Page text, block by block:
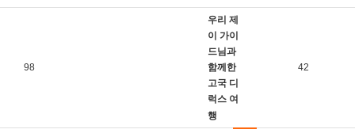
98
우리 제
이 가이
드님과
함께한
고국 디
럭스 여
행
42